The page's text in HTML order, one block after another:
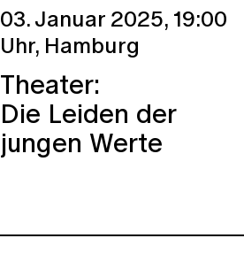
03. Januar 2025,19:00
Uhr, Hamburg
Theater:
Die Leiden der
jungen Werte